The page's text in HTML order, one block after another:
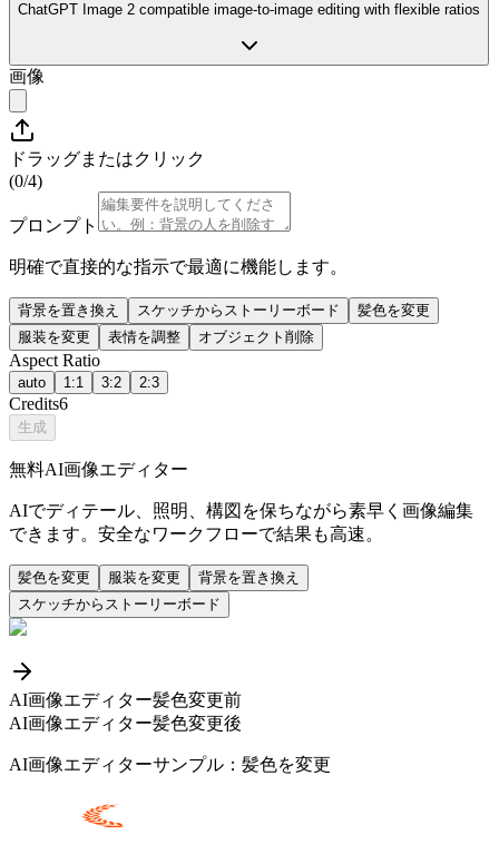
ChatGPT Image 2 compatible image-to-image editing with flexible ratios
画像
ドラッグまたはクリック
(0/4)
プロンプト
明確で直接的な指示で最適に機能します。
背景を置き換え スケッチからストーリーボード
髪色を変更
服装を変更
表情を調整 オブジェクト削除
Aspect Ratio
auto 1:1 3:2 2:3
Credits6
生成
無料AI画像エディター
AIでディテール、照明、構図を保ちながら素早く画像編集
できます。安全なワークフローで結果も高速。
髪色を変更 服装を変更
背景を置き換え
スケッチからストーリーボード
AI画像エディター髪色変更前
AI画像エディター髪色変更後
AI画像エディターサンプル：髪色を変更